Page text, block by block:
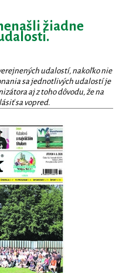
žiadne
udalostí, nakoľko nie
sa jednotlivých udalostí je
aj z toho dôvodu, že na
sa vopred.